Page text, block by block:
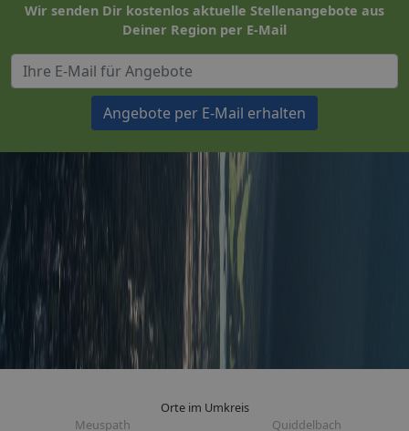
Wir senden Dir kostenlos aktuelle Stellenangebote aus
Deiner Region per E-Mail
Angebote per E-Mail erhalten
Orte im Umkreis
Meuspath
Quiddelbach